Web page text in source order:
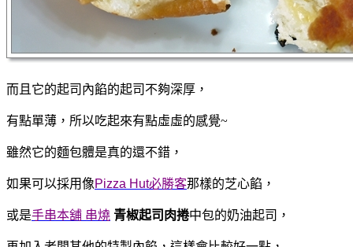
而且它的起司內餡的起司不夠深厚，
有點單薄，所以吃起來有點虛虛的感覺~
雖然它的麵包體是真的還不錯，
如果可以採用像Pizza Hut必勝客那樣的芝心餡，
或是手串本舖 串燒 青椒起司肉捲中包的奶油起司，